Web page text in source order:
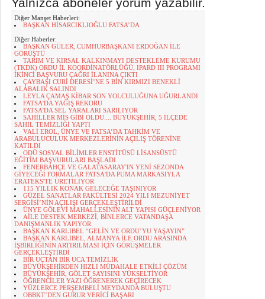
Diğer Manşet Haberleri:
BAŞKAN HİSARCIKLIOĞLU FATSA’DA
Diğer Haberler:
BAŞKAN GÜLER, CUMHURBAŞKANI ERDOĞAN İLE
GÖRÜŞTÜ
TARIM VE KIRSAL KALKINMAYI DESTEKLEME KURUMU
(TKDK) ORDU İL KOORDİNATÖRLÜĞÜ, IPARD III PROGRAMI
İKİNCİ BAŞVURU ÇAĞRI İLANINA ÇIKTI
ÇAYBAŞI CURİ DERESİ’NE 5 BİN KIRMIZI BENEKLİ
ALABALIK SALINDI
LEYLA ÇAMAŞ KİBAR SON YOLCULUĞUNA UĞURLANDI
FATSA'DA YAĞIŞ REKORU
FATSA'DA SEL YARALARI SARILIYOR
SAHİLLER MİS GİBİ OLDU.... BÜYÜKŞEHİR, 5 İLÇEDE
SAHİL TEMİZLİĞİ YAPTI
VALİ EROL, ÜNYE VE FATSA’DA TAHKİM VE
ARABULUCULUK MERKEZLERİNİN AÇILIŞ TÖRENİNE
KATILDI
ODÜ SOSYAL BİLİMLER ENSTİTÜSÜ LİSANSÜSTÜ
EĞİTİM BAŞVURULARI BAŞLADI
FENERBAHÇE VE GALATASARAY'IN YENİ SEZONDA
GİYECEĞİ FORMALAR FATSA'DA PUMA MARKASIYLA
ERATEKS'TE ÜRETİLİYOR
115 YILLIK KONAK GELECEĞE TAŞINIYOR
GÜZEL SANATLAR FAKÜLTESİ 2024 YILI MEZUNİYET
SERGİSİ’NİN AÇILIŞI GERÇEKLEŞTİRİLDİ
ÜNYE GÖLEVİ MAHALLESİNİN ALT YAPISI GÜÇLENİYOR
AİLE DESTEK MERKEZİ, BİNLERCE VATANDAŞA
DANIŞMANLIK YAPIYOR
BAŞKAN KARLIBEL “GELİN VE ORDU’YU YAŞAYIN”
BAŞKAN KARLIBEL, ALMANYA İLE ORDU ARASINDA
İŞBİRLİĞİNİN ARTIRILMASI İÇİN GÖRÜŞMELER
GERÇEKLEŞTİRDİ
BİR UÇTAN BİR UCA TEMİZLİK
BÜYÜKŞEHİRDEN HIZLI MÜDAHALE ETKİLİ ÇÖZÜM
BÜYÜKŞEHİR, GÖLET SAYISINI YÜKSELTİYOR
ÖĞRENCİLER YAZI ÖĞRENEREK GEÇİRECEK
YÜZLERCE PERŞEMBELİ MEYDANDA BULUŞTU
OBBKT’DEN GURUR VERİCİ BAŞARI